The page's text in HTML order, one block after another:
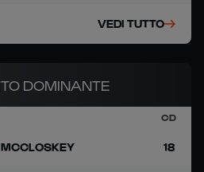
VEDI TUTTO
DOMINANTE
CD
18